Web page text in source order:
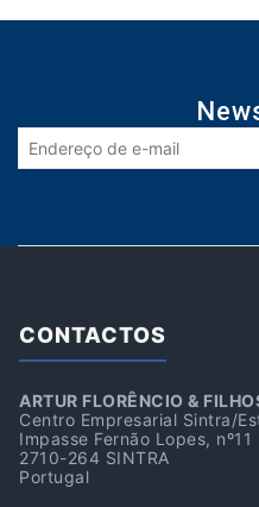
CONTACTOS
ARTUR FLORÊNCIO &
Centro Empresarial Sintra/
Impasse Fernão Lopes, nº11
2710-264 SINTRA
Portugal